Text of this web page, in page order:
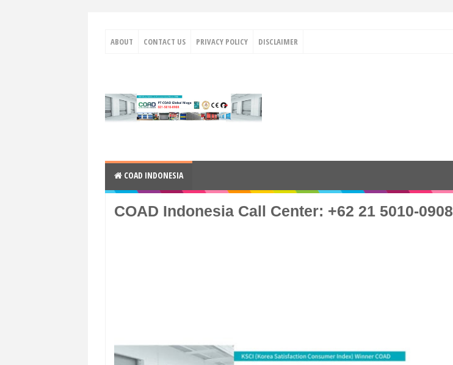
ABOUT CONTACT US PRIVACY POLICY DISCLAIMER
COAD INDONESIA
COAD Indonesia Call Center: +62 21 5010-0908